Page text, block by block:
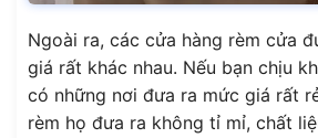
Ngoài ra, các cửa hàng rèm cửa
giá rất khác nhau. Nếu bạn chịu
có những nơi đưa ra mức giá rất
rèm họ đưa ra không tỉ mỉ, chất